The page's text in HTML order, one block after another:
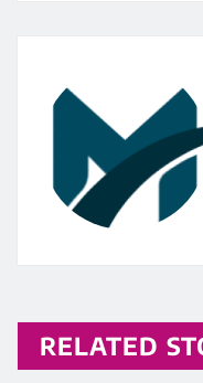
RELATED